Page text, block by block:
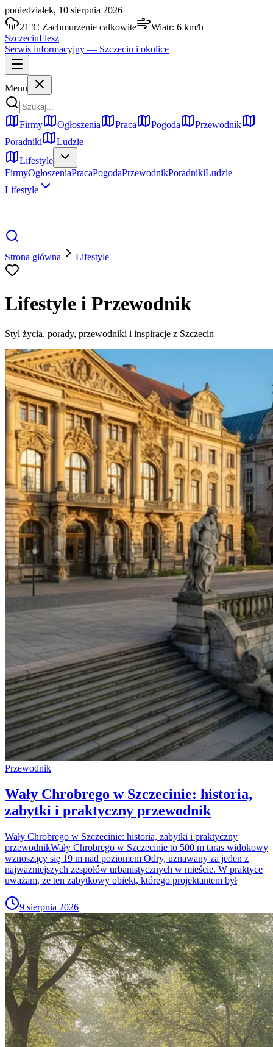
poniedziałek, 10 sierpnia 2026
21°C Zachmurzenie całkowite Wiatr: 6 km/h
SzczecinFlesz
Serwis informacyjny — Szczecin i okolice
Menu
Firmy Ogłoszenia Praca Pogoda
Przewodnik
Poradniki
Ludzie
Lifestyle
FirmyOgłoszeniaPracaPogodaPrzewodnikPoradnikiLudzie
Lifestyle
Strona główna Lifestyle
Lifestyle i Przewodnik
Styl życia, porady, przewodniki i inspiracje z Szczecin
Przewodnik
Wały Chrobrego w Szczecinie: historia,
zabytki i praktyczny przewodnik
Wały Chrobrego w Szczecinie: historia, zabytki i praktyczny
przewodnikWały Chrobrego w Szczecinie to 500 m taras widokowy
wznoszący się 19 m nad poziomem Odry, uznawany za jeden z
najważniejszych zespołów urbanistycznych w mieście. W praktyce
uważam, że ten zabytkowy obiekt, którego projektantem był
9 sierpnia 2026